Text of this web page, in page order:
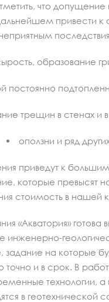
что допущение
привести
образование
постоянно
трещин в стенах и
оползни и ряд
приведут к
которые превысят
стоимость в нашей
«Акватория» готова
инженерно-
задание на которые
точно и в срок. В
технологии, а
в геотехнической